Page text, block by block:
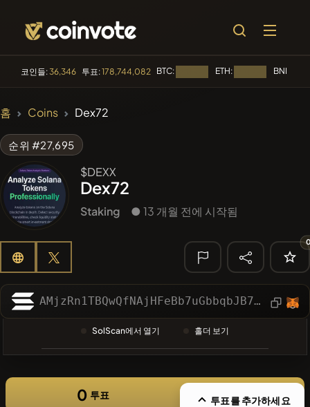
코인들:36,346 투표:178,744,082 BTC: ETH: BNB:
#2303
Infinite Money Glitch IMG
#3099
🔎 최근 검색
❌최근 코인
홈 Coins Dex72
순위 #27,695
$DEXX
Dex72
Staking ● 13 개월 전에 시작됨
AMjzRn1TBQwQfNAjHFeBb7uGbbqbJB7FzXAnGgdFPk6K
SolScan에서 열기 홀더 보기
0 투표 투표를 추가하세요